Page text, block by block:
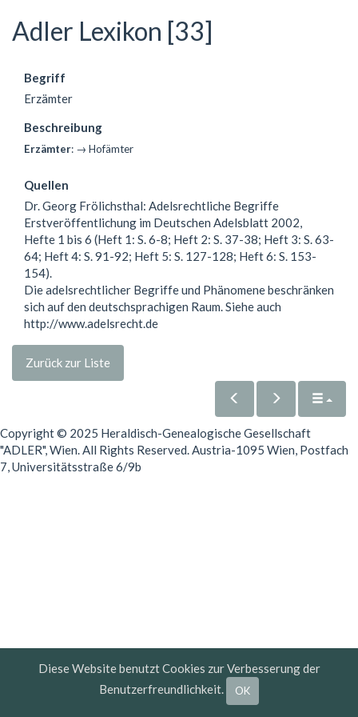
Adler Lexikon [33]
Begriff
Erzämter
Beschreibung
Erzämter: → Hofämter
Quellen
Dr. Georg Frölichsthal: Adelsrechtliche Begriffe
Erstveröffentlichung im Deutschen Adelsblatt 2002,
Hefte 1 bis 6 (Heft 1: S. 6-8; Heft 2: S. 37-38; Heft 3: S. 63-
64; Heft 4: S. 91-92; Heft 5: S. 127-128; Heft 6: S. 153-
154).
Die adelsrechtlicher Begriffe und Phänomene beschränken
sich auf den deutschsprachigen Raum. Siehe auch
http://www.adelsrecht.de
Zurück zur Liste
Copyright © 2025 Heraldisch-Genealogische Gesellschaft
"ADLER", Wien. All Rights Reserved. Austria-1095 Wien, Postfach
7, Universitätsstraße 6/9b
Diese Website benutzt Cookies zur Verbesserung der
Benutzerfreundlichkeit.
OK